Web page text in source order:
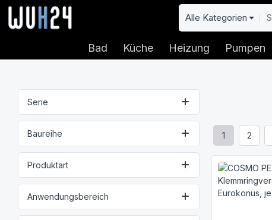
Hauptinhalt springen
Zur Suche springen
Zur Hauptnavigation springen Alle Kategorien
Bad Küche Heizung Pumpen
Serie
Baureihe
Produktart
Anwendungsbereich
Seite
1
Seite
2